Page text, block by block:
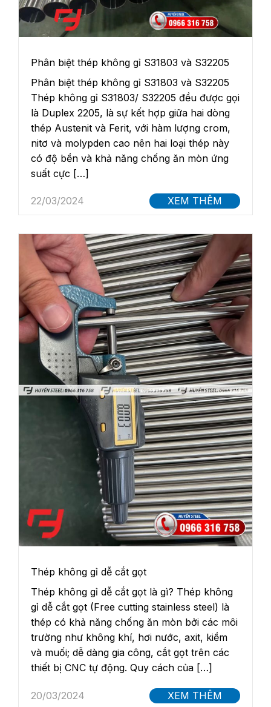
Phân biệt thép không gỉ S31803 và S32205
Phân biệt thép không gỉ S31803 và S32205
Thép không gỉ S31803/ S32205 đều được gọi
là Duplex 2205, là sự kết hợp giữa hai dòng
thép Austenit và Ferit, với hàm lượng crom,
nitơ và molypden cao nên hai loại thép này
có độ bền và khả năng chống ăn mòn ứng
suất cực […]
22/03/2024 XEM THÊM
Thép không gỉ dễ cắt gọt
Thép không gỉ dễ cắt gọt là gì? Thép không
gỉ dễ cắt gọt (Free cutting stainless steel) là
thép có khả năng chống ăn mòn bởi các môi
trường như không khí, hơi nước, axit, kiềm
và muối; dễ dàng gia công, cắt gọt trên các
thiết bị CNC tự động. Quy cách của […]
20/03/2024 XEM THÊM